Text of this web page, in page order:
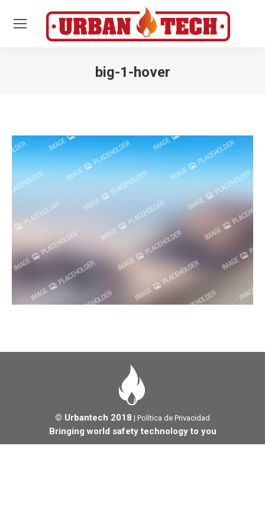
big-1-hover
© Urbantech 2018 | Política de Privacidad
Bringing world safety technology to you